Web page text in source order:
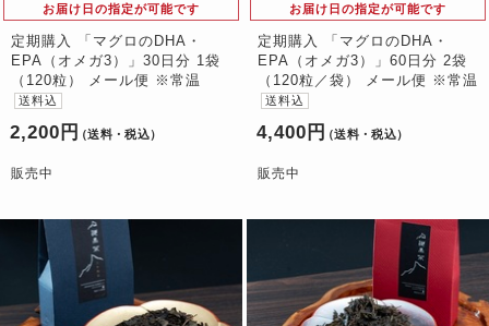
お届け日の指定が可能です
定期購入 「マグロのDHA・
EPA（オメガ3）」30日分 1袋
（120粒） メール便 ※常温
送料込
2,200円 （送料・税込）
販売中
お届け日の指定が可能です
定期購入 「マグロのDHA・
EPA（オメガ3）」60日分 2袋
（120粒／袋） メール便 ※常温
送料込
4,400円 （送料・税込）
販売中